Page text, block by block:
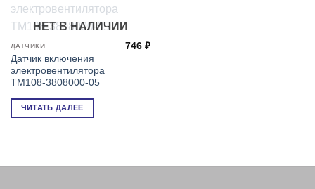
НЕТ В НАЛИЧИИ
ДАТЧИКИ
Датчик включения
электровентилятора
ТМ108-3808000-05
746₽
ЧИТАТЬ ДАЛЕЕ